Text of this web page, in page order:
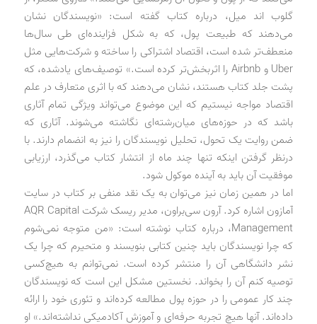
گلوب اند میل، درباره کتاب گفته است: «نویسندگان نشان
می‌دهند که طبیعت پول، که به شکل فزاینده‌ای طی سال‌ها
منعطف‌تر شده است، اقتصاد اشتراکی را ساخته و شرکت‌هایی مثل
Uber و Airbnb را اثربخش‌تر کرده است.» توصیف‌های یادشده، که
پشت جلد کتاب هستند، نشان می‌دهند که با اثری متعارف در علم
اقتصاد مواجه نیستیم که این موضوع می‌تواند ویژگی تمام آثاری
باشد که در حوزه‌های میان‌رشته‌ای نگاشته می‌شوند. آثاری که
ضمن روایت یک تحول، تحلیل نویسندگان را نیز به انضمام دارند. با
درنظر گرفتن اینکه تنها چند ماه از انتشار کتاب می‌گذرد، ارزیابی
موفقیت آن باید به آینده موکول شود.
اما در همین زمان نیز می‌توان به یک نقد منفی بر کتاب در سایت
آمازون اشاره کرد. آرون سی‌براون، مدیر ریسک شرکت AQR Capital
Management، درباره کتاب نوشته است: «من متوجه نمی‌شوم
که چرا نویسندگان باید چنین کتابی بنویسند و متحیرم که چرا یک
نشر دانشگاهی آن را منتشر کرده است. نمی‌توانم به هیچ‌کسی
توصیه کنم آن را بخواند. نخستین مشکل این است که نویسندگان
چند کار عمومی را در حوزه پول مطالعه کرده‌اند و تئوری خود را ارائه
داده‌اند. آنها هیچ تجربه حرفه‌ای و آموزش آکادمیکی نداشته‌اند.» او